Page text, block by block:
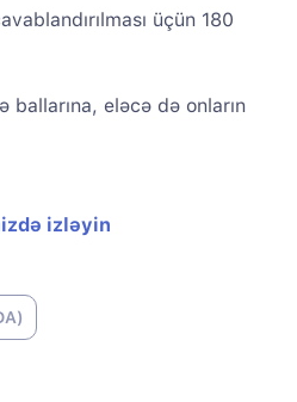
üçün 180
eləcə də onların
izləyin